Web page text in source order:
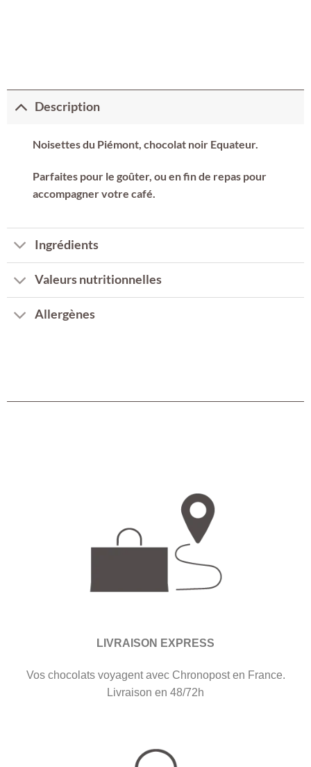
Description
Noisettes du Piémont, chocolat noir Equateur.
Parfaites pour le goûter, ou en fin de repas pour
accompagner votre café.
Ingrédients
Valeurs nutritionnelles
Allergènes
LIVRAISON EXPRESS
Vos chocolats voyagent avec Chronopost en France.
Livraison en 48/72h